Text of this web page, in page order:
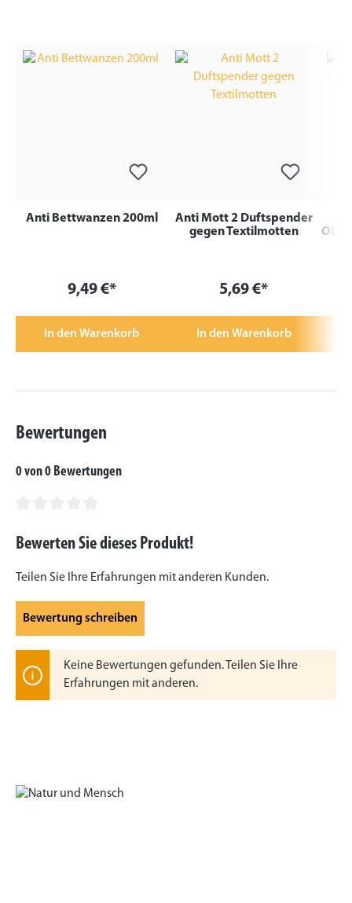
Anti Bettwanzen 200ml
9,49 €*
In den Warenkorb
Anti Mott 2 Duftspender
gegen Textilmotten
5,69 €*
In den Warenkorb
Bewertungen
0 von 0 Bewertungen
Bewerten Sie dieses Produkt!
Teilen Sie Ihre Erfahrungen mit anderen Kunden.
Bewertung schreiben
Keine Bewertungen gefunden. Teilen Sie Ihre
Erfahrungen mit anderen.